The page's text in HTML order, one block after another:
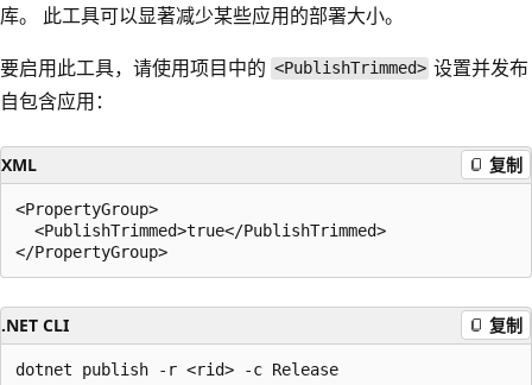
库。 此工具可以显著减少某些应用的部署大小。
要启用此工具，请使用项目中的 <PublishTrimmed> 设置并发布
自包含应用：
XML 复制
<PropertyGroup>
  <PublishTrimmed>true</PublishTrimmed>
.NET CLI 复制